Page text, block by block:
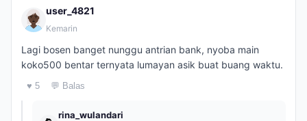
user_4821
Kemarin
Lagi bosen banget nunggu antrian bank, nyoba main
koko500 bentar ternyata lumayan asik buat buang waktu.
♥ 5 💬 Balas
rina_wulandari